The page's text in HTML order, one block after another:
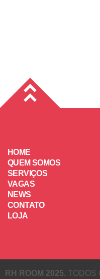
HOME
QUEM SOMOS
SERVIÇOS
VAGAS
NEWS
CONTATO
LOJA
RH ROOM 2025. TODOS